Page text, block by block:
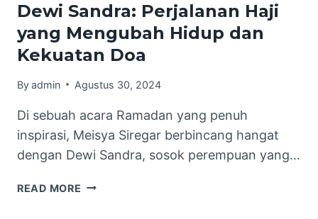
Dewi Sandra: Perjalanan Haji
yang Mengubah Hidup dan
Kekuatan Doa
Byadmin Agustus 30, 2024
Di sebuah acara Ramadan yang penuh
inspirasi, Meisya Siregar berbincang hangat
dengan Dewi Sandra, sosok perempuan yang…
READ MORE DEWI